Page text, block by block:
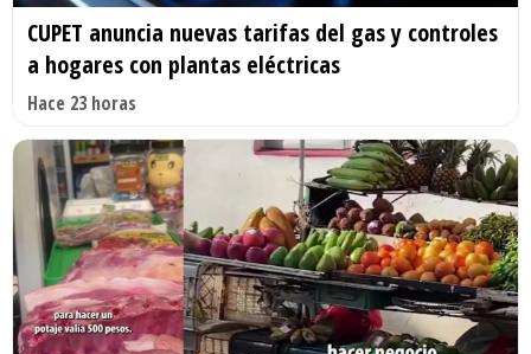
CUPET anuncia nuevas tarifas del gas y controles
a hogares con plantas eléctricas
Hace 23 horas